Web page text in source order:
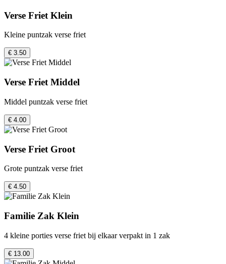
Verse Friet Klein
Kleine puntzak verse friet
€ 3.50
Verse Friet Middel
Middel puntzak verse friet
€ 4.00
Verse Friet Groot
Grote puntzak verse friet
€ 4.50
Familie Zak Klein
4 kleine porties verse friet bij elkaar verpakt in 1 zak
€ 13.00